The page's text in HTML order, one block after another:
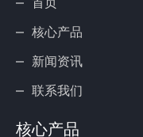
核心产品
新闻资讯
联系我们
核心产品